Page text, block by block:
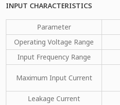
INPUT CHARACTERISTICS
Parameter
Operating Voltage Range
Input Frequency Range
Maximum Input Current
Leakage Current